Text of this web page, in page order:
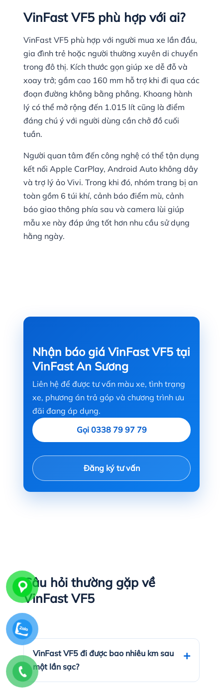
VinFast VF5 phù hợp với ai?
VinFast VF5 phù hợp với người mua xe lần đầu,
gia đình trẻ hoặc người thường xuyên di chuyển
trong đô thị. Kích thước gọn giúp xe dễ đỗ và
xoay trở; gầm cao 160 mm hỗ trợ khi đi qua các
đoạn đường không bằng phẳng. Khoang hành
lý có thể mở rộng đến 1.015 lít cũng là điểm
đáng chú ý với người dùng cần chở đồ cuối
tuần.
Người quan tâm đến công nghệ có thể tận dụng
kết nối Apple CarPlay, Android Auto không dây
và trợ lý ảo Vivi. Trong khi đó, nhóm trang bị an
toàn gồm 6 túi khí, cảnh báo điểm mù, cảnh
báo giao thông phía sau và camera lùi giúp
mẫu xe này đáp ứng tốt hơn nhu cầu sử dụng
hằng ngày.
Nhận báo giá VinFast VF5 tại
VinFast An Sương
Liên hệ để được tư vấn màu xe, tình trạng
xe, phương án trả góp và chương trình ưu
đãi đang áp dụng.
Gọi 0338 79 97 79
Đăng ký tư vấn
Câu hỏi thường gặp về
VinFast VF5
VinFast VF5 đi được bao nhiêu km sau
một lần sạc?